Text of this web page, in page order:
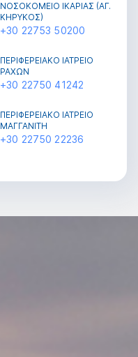
ΝΟΣΟΚΟΜΕΙO ΙΚΑΡΙΑΣ (ΑΓ.
ΚΗΡΥΚΟΣ)
+30 22753 50200
ΠΕΡΙΦΕΡΕΙΑΚΟ ΙΑΤΡΕΙΟ
ΡΑΧΩΝ
+30 22750 41242
ΠΕΡΙΦΕΡΕΙΑΚΟ ΙΑΤΡΕΙΟ
ΜΑΓΓΑΝΙΤΗ
+30 22750 22236